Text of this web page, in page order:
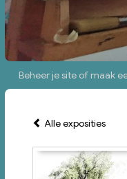
Beheer je site ofmaak
Alle exposities